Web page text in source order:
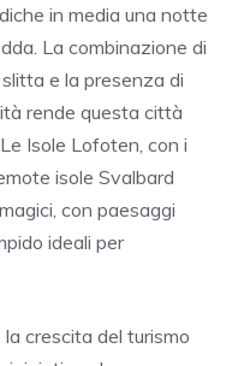
in media una notte
La combinazione di
e la presenza di
rende questa città
Isole Lofoten, con i
isole Svalbard
con paesaggi
ideali per
crescita del turismo